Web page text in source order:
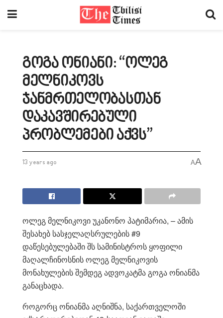
გოგა ონიანი: “ოლეგ
მელნიკოვს
ჯანმრთელობასთან
დაკავშირებული
პრობლემები აქვს”
13 years ago AA
ოლეგ მელნიკოვი უკანონო პატიმარია, – ამის
შესახებ სასჯელაღსრულების #9
დაწესებულებაში შს სამინისტროს ყოფილი
მაღალჩინოსნის ოლეგ მელნიკოვის
მონახულების შემდეგ ადვოკატმა გოგა ონიანმა
განაცხადა.
როგორც ონიანმა აღნიშნა, საქართველოში